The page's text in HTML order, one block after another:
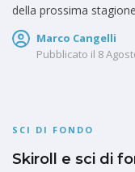
della prossima
Marco Cangelli
Pubblicato il 8
SCI DI FONDO
Skiroll e sci di